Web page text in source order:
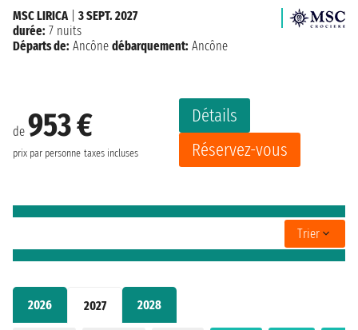
2026 2027 2028
de 953 €
prix par personne taxes incluses
Détails
Réservez-vous
MSC LIRICA| 3 SEPT. 2027
durée: 7 nuits
Départs de: Ancône débarquement: Ancône
Trier